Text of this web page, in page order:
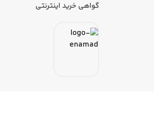
گواهی خرید اینترنتی